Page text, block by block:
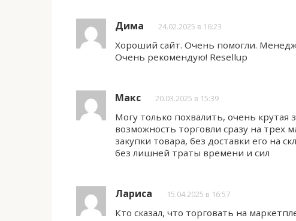
Дима 24.02.2025 в 16:23
Хороший сайт. Очень помогли.
Очень рекомендую! Resellup
Макс 20.03.2025 в 15:39
Могу только похвалить, очень крутая
возможность торговли сразу на трех
закупки товара, без доставки его на
без лишней траты времени и сил
Лариса 15.04.2025 в 16:57
Кто сказал, что торговать на